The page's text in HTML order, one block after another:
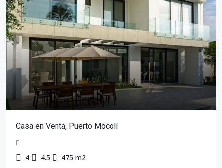
Casa en Venta, Puerto Mocolí
4 4.5 475 m2